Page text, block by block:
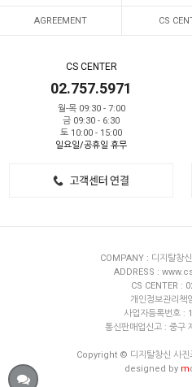
AGREEMENT CS
CS CENTER
02.757.5971
월-목 09:30 - 7:00
금 09:30 - 6:30
토 10:00 - 15:00
일요일/공휴일 휴무
COMPANY : 디지탈창
ADDRESS :
CS CENTER :
개인정보관리책
사업자등록번호 :
통신판매업신고 : 중
Copyright © 디지탈창신 사
designed by m